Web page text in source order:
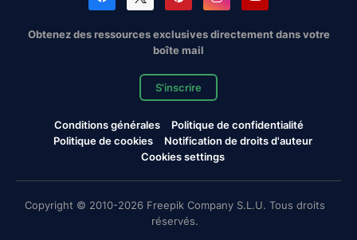
Obtenez des ressources exclusives directement dans votre
boîte mail
S'inscrire
Conditions générales
Politique de confidentialité
Politique de cookies
Notification de droits d'auteur
Cookies settings
Copyright © 2010-2026 Freepik Company S.L.U. Tous droits
réservés.